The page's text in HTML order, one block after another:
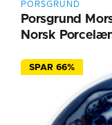
PORSGRUND
Porsgrund
Norsk
SPAR 66%